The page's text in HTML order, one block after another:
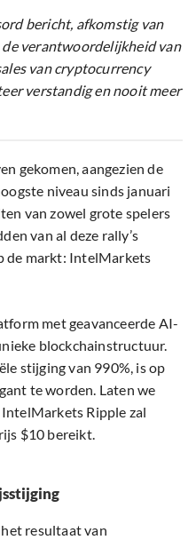
bericht, afkomstig van
verantwoordelijkheid van
van cryptocurrency
verstandig en nooit meer
gekomen, aangezien de
niveau sinds januari
van zowel grote spelers
van al deze rally’s
de markt: IntelMarkets
met geavanceerde AI-
blockchainstructuur.
stijging van 990%, is op
te worden. Laten we
Ripple zal
$10 bereikt.
resultaat van